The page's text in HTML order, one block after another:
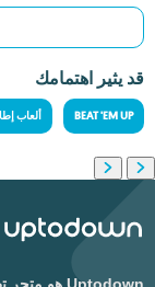
قد يثير اهتمامك
BEAT 'EM UP ألعاب